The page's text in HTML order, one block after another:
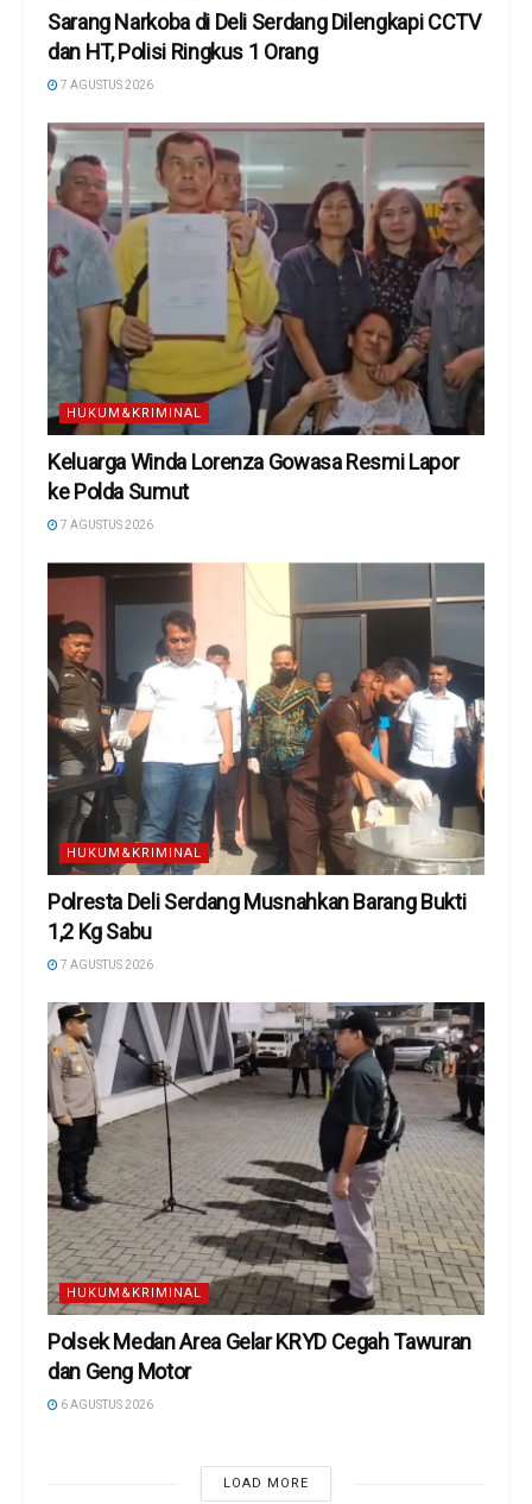
Sarang Narkoba di Deli Serdang Dilengkapi CCTV
dan HT, Polisi Ringkus 1 Orang
7 AGUSTUS 2026
HUKUM&KRIMINAL
Keluarga Winda Lorenza Gowasa Resmi Lapor
ke Polda Sumut
7 AGUSTUS 2026
HUKUM&KRIMINAL
Polresta Deli Serdang Musnahkan Barang Bukti
1,2 Kg Sabu
7 AGUSTUS 2026
HUKUM&KRIMINAL
Polsek Medan Area Gelar KRYD Cegah Tawuran
dan Geng Motor
6 AGUSTUS 2026
LOAD MORE